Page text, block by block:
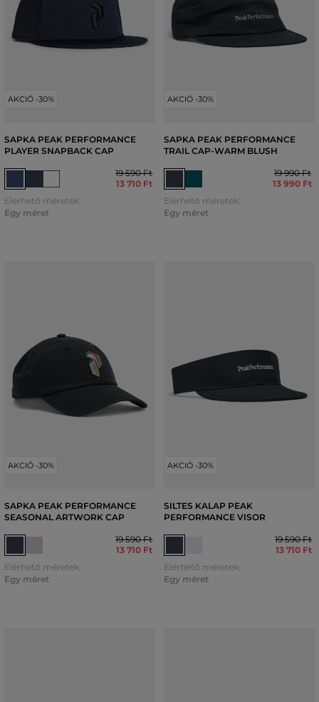
AKCIÓ -30%
SAPKA PEAK PERFORMANCE
PLAYER SNAPBACK CAP
19 590 Ft
13 710 Ft
Elérhető méretek:
Egy méret
AKCIÓ -30%
SAPKA PEAK PERFORMANCE
TRAIL CAP-WARM BLUSH
19 990 Ft
13 990 Ft
Elérhető méretek:
Egy méret
AKCIÓ -30%
SAPKA PEAK PERFORMANCE
SEASONAL ARTWORK CAP
19 590 Ft
13 710 Ft
Elérhető méretek:
Egy méret
AKCIÓ -30%
SILTES KALAP PEAK
PERFORMANCE VISOR
19 590 Ft
13 710 Ft
Elérhető méretek:
Egy méret